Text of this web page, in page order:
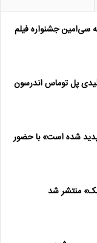
به سی‌امین جشنواره فیلم
پل توماس اندرسون
شده است» با حضور
منتشر شد